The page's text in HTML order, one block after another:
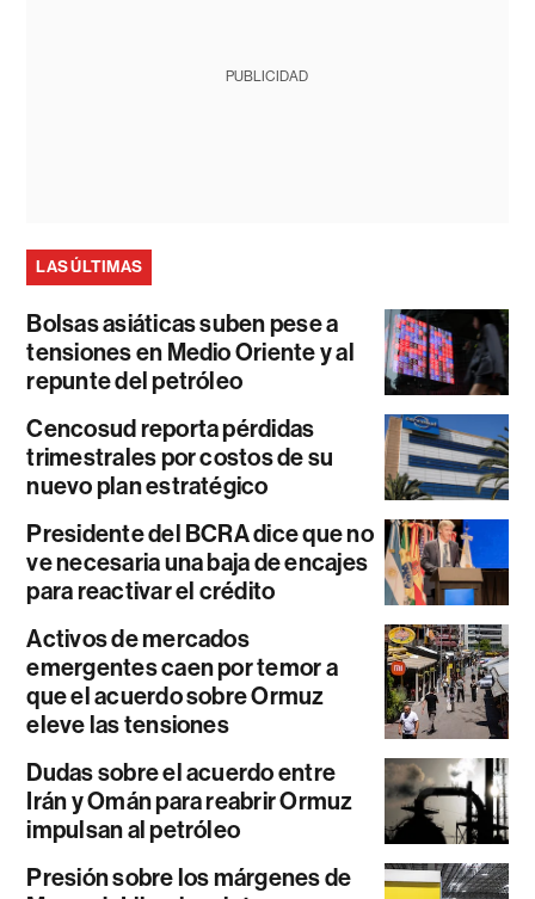
PUBLICIDAD
LAS ÚLTIMAS
Bolsas asiáticas suben pese a
tensiones en Medio Oriente y al
repunte del petróleo
Cencosud reporta pérdidas
trimestrales por costos de su
nuevo plan estratégico
Presidente del BCRA dice que no
ve necesaria una baja de encajes
para reactivar el crédito
Activos de mercados
emergentes caen por temor a
que el acuerdo sobre Ormuz
eleve las tensiones
Dudas sobre el acuerdo entre
Irán y Omán para reabrir Ormuz
impulsan al petróleo
Presión sobre los márgenes de